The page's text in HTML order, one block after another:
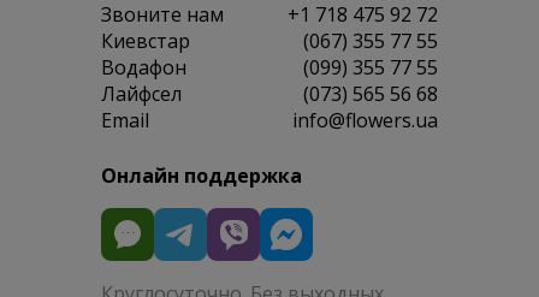
Звоните нам
+1 718 475 92 72
Киевстар
(067) 355 77 55
Водафон
(099) 355 77 55
Лайфсел
(073) 565 56 68
Email
info@flowers.ua
Онлайн поддержка